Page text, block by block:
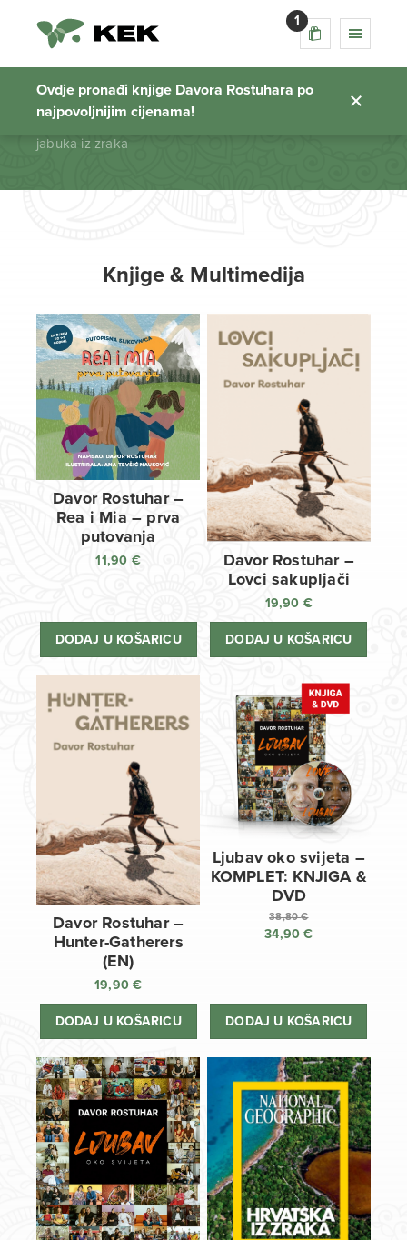
1
Ovdje pronađi knjige Davora Rostuhara po
najpovoljnijim cijenama!
jabuka iz zraka
Početna stranica
jabuka iz zraka
Knjige & Multimedija
Davor Rostuhar –
Rea i Mia – prva
putovanja
11,90 €
DODAJ U KOŠARICU
Davor Rostuhar –
Lovci sakupljači
19,90 €
DODAJ U KOŠARICU
Davor Rostuhar –
Hunter-Gatherers
(EN)
19,90€
DODAJ U KOŠARICU
Ljubav oko svijeta –
KOMPLET: KNJIGA &
DVD
38,80€
Izvorna
38,80 €.
34,90€
34,90 €.
DODAJ U KOŠARICU